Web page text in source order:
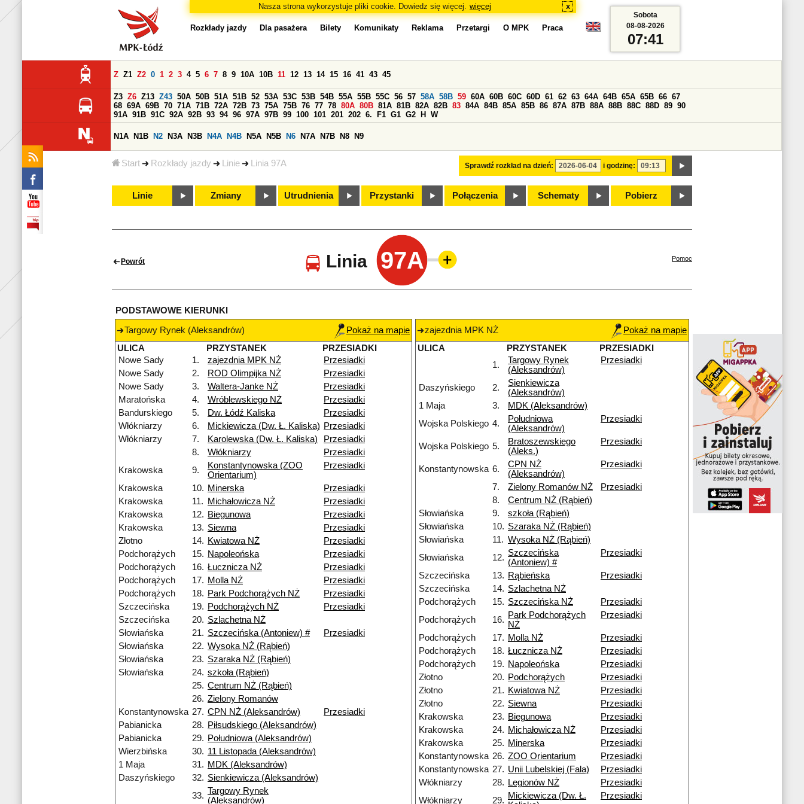
Nasza strona wykorzystuje pliki cookie. Dowiedz się więcej. więcej x
Start Rozkłady jazdy Linie Linia 97A
Rozkłady jazdy Dla pasażera Bilety Komunikaty Reklama Przetargi O MPK Praca
Sprawdź rozkład na dzień: i godzinę:
Z Z1 Z2 0 1 2 3 4 5 6 7 8 9 10A 10B 11 12 13 14 15 16 41 43 45
Z3 Z6 Z13 Z43 50A 50B 51A 51B 52 53A 53C 53B 54B 55A 55B 55C 56 57 58A 58B 59 60A 60B 60C 60D 61 62 63 64A 64B 65A 65B 66 67
68 69A 69B 70 71A 71B 72A 72B 73 75A 75B 76 77 78 80A 80B 81A 81B 82A 82B 83 84A 84B 85A 85B 86 87A 87B 88A 88B 88C 88D 89 90
91A 91B 91C 92A 92B 93 94 96 97A 97B 99 100 101 201 202 6. F1 G1 G2 H W
N1A N1B N2 N3A N3B N4A N4B N5A N5B N6 N7A N7B N8 N9
Linie Zmiany Utrudnienia Przystanki Połączenia Schematy Pobierz
Sobota
08-08-2026
07:41
Powrót Linia 97A Pomoc
PODSTAWOWE KIERUNKI
Targowy Rynek (Aleksandrów)
Pokaż na mapie
ULICA
PRZYSTANEK
PRZESIADKI
Nowe Sady
1. zajezdnia MPK NŻ
Przesiadki
Nowe Sady
2. ROD Olimpijka NŻ
Przesiadki
Nowe Sady
3. Waltera-Janke NŻ
Przesiadki
Maratońska
4. Wróblewskiego NŻ
Przesiadki
Bandurskiego
5. Dw. Łódź Kaliska
Przesiadki
Włókniarzy
6. Mickiewicza (Dw. Ł. Kaliska) Przesiadki
Włókniarzy
7. Karolewska (Dw. Ł. Kaliska)
Przesiadki
8.
Włókniarzy
Przesiadki
Krakowska
9.
Konstantynowska (ZOO
Orientarium)
Przesiadki
Krakowska 10. Minerska
Przesiadki
Krakowska
11. Michałowicza NŻ
Przesiadki
Krakowska
12. Biegunowa
Przesiadki
Krakowska
13. Siewna
Przesiadki
Złotno
14. Kwiatowa NŻ
Przesiadki
Podchorążych
15. Napoleońska
Przesiadki
Podchorążych
16. Łucznicza NŻ
Przesiadki
Podchorążych
17. Molla NŻ
Przesiadki
Podchorążych
18. Park Podchorążych NŻ
Przesiadki
Szczecińska
19. Podchorążych NŻ
Przesiadki
Szczecińska
20. Szlachetna NŻ
Słowiańska
21. Szczecińska (Antoniew) #
Przesiadki
Słowiańska
22. Wysoka NŻ (Rąbień)
Słowiańska
23. Szaraka NŻ (Rąbień)
Słowiańska
24. szkoła (Rąbień)
25. Centrum NŻ (Rąbień)
26. Zielony Romanów
Konstantynowska 27. CPN NŻ (Aleksandrów)
Przesiadki
Pabianicka
28. Piłsudskiego (Aleksandrów)
Pabianicka
29. Południowa (Aleksandrów)
Wierzbińska
30. 11 Listopada (Aleksandrów)
1 Maja
31. MDK (Aleksandrów)
Daszyńskiego
32. Sienkiewicza (Aleksandrów)
33. Targowy Rynek
(Aleksandrów)
zajezdnia MPK NŻ
Pokaż na mapie
ULICA
PRZYSTANEK
PRZESIADKI
1.
Targowy Rynek
(Aleksandrów)
Przesiadki
Daszyńskiego 2.
Sienkiewicza
(Aleksandrów)
1 Maja
3.
MDK (Aleksandrów)
Wojska Polskiego 4.
Południowa
(Aleksandrów)
Przesiadki
Wojska Polskiego 5.
Bratoszewskiego
(Aleks.)
Przesiadki
Konstantynowska 6.
CPN NŻ
(Aleksandrów)
Przesiadki
7. Zielony Romanów NŻ
Przesiadki
8.
Centrum NŻ (Rąbień)
Słowiańska
9.
szkoła (Rąbień)
Słowiańska
10. Szaraka NŻ (Rąbień)
Słowiańska
11. Wysoka NŻ (Rąbień)
Słowiańska
12. Szczecińska
(Antoniew) #
Przesiadki
Szczecińska 13. Rąbieńska
Przesiadki
Szczecińska
14. Szlachetna NŻ
Podchorążych
15. Szczecińska NŻ
Przesiadki
Podchorążych
16. Park Podchorążych
NŻ
Przesiadki
Podchorążych 17. Molla NŻ
Przesiadki
Podchorążych
18. Łucznicza NŻ
Przesiadki
Podchorążych
19. Napoleońska
Przesiadki
Złotno
20. Podchorążych
Przesiadki
Złotno
21. Kwiatowa NŻ
Przesiadki
Złotno
22. Siewna
Przesiadki
Krakowska
23. Biegunowa
Przesiadki
Krakowska
24. Michałowicza NŻ
Przesiadki
Krakowska
25. Minerska
Przesiadki
Konstantynowska 26. ZOO Orientarium
Przesiadki
Konstantynowska 27. Unii Lubelskiej (Fala)
Przesiadki
Włókniarzy
28. Legionów NŻ
Przesiadki
Włókniarzy
29. Mickiewicza (Dw. Ł.
Przesiadki